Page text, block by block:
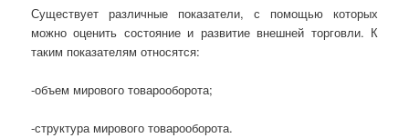
Существует различные показатели, с помощью которых
можно оценить состояние и развитие внешней торговли. К
таким показателям относятся:
-объем мирового товарооборота;
-структура мирового товарооборота.